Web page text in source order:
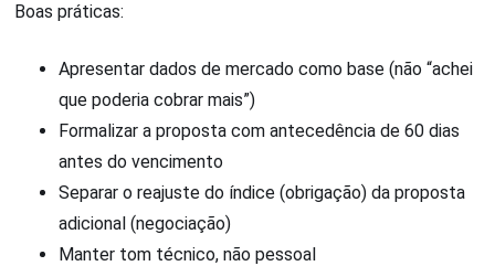
Boas práticas:
Apresentar dados de mercado como base (não “achei
que poderia cobrar mais”)
Formalizar a proposta com antecedência de 60 dias
antes do vencimento
Separar o reajuste do índice (obrigação) da proposta
adicional (negociação)
Manter tom técnico, não pessoal